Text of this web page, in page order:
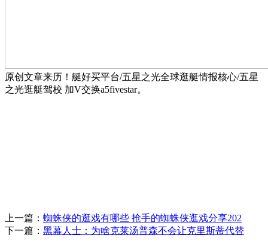
原创文章来历！艇好买平台/五星之光全球逛艇情报核心/五星
之光逛艇驾校 加V交换a5fivestar。
上一篇： 蜘蛛侠的逛戏有哪些 抢手的蜘蛛侠逛戏分享202
下一篇： 黑幕人士：为啥克莱汤普森不会让克里斯蒂代替